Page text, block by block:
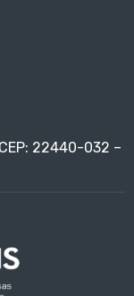
22440-032 –